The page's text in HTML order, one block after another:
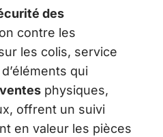
des
contre les
les colis, service
qui
physiques,
offrent un suivi
en valeur les pièces